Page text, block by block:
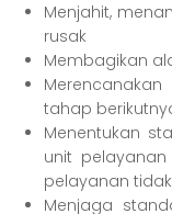
Menjahit,
rusak
Membagikan
tahap
Menentukan
unit
pelayanan
Menjaga